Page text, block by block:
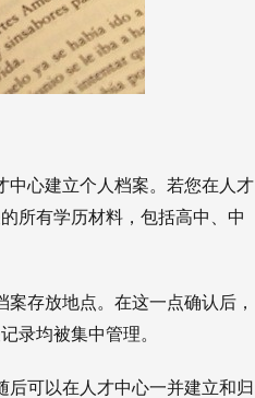
中心建立个人档案。若您在人才
所有学历材料，包括高中、中
存放地点。在这一点确认后，
录均被集中管理。
可以在人才中心一并建立和归